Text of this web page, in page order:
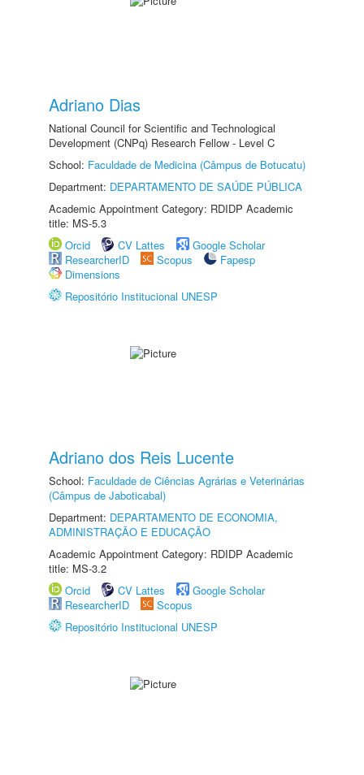
Adriano Dias
National Council for Scientific and Technological
Development (CNPq) Research Fellow - Level C
School: Faculdade de Medicina (Câmpus de Botucatu)
Department: DEPARTAMENTO DE SAÚDE PÚBLICA
Academic Appointment Category: RDIDP Academic
title: MS-5.3
Orcid
CV Lattes
Google Scholar
ResearcherID
Scopus
Fapesp
Dimensions
Repositório Institucional UNESP
Adriano dos Reis Lucente
School: Faculdade de Ciências Agrárias e Veterinárias
(Câmpus de Jaboticabal)
Department: DEPARTAMENTO DE ECONOMIA,
ADMINISTRAÇÃO E EDUCAÇÃO
Academic Appointment Category: RDIDP Academic
title: MS-3.2
Orcid
CV Lattes
Google Scholar
ResearcherID
Scopus
Repositório Institucional UNESP